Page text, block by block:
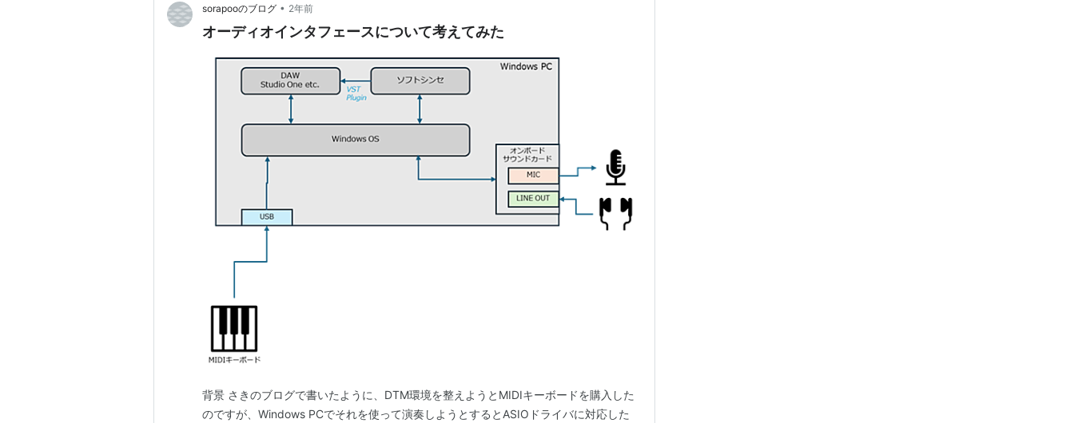
sorapooのブログ • 2年前
オーディオインタフェースについて考えてみた
背景 さきのブログで書いたように、DTM環境を整えようとMIDIキーボードを購入した
のですが、Windows PCでそれを使って演奏しようとするとASIOドライバに対応した